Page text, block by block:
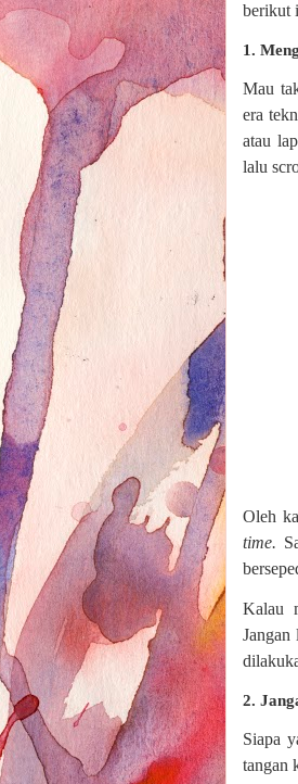
berikut
1.
Mau
era
atau
lalu
Oleh
time.
Kalau
Jangan
2.
Siapa
tangan